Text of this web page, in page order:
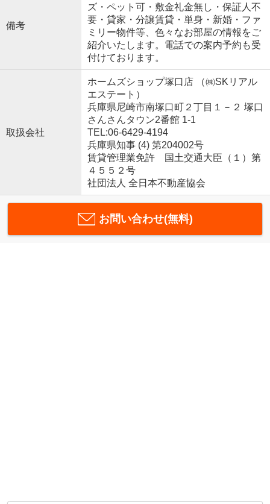
備考
ズ・ペット可・敷金礼金無し・保証人不
要・貸家・分譲賃貸・単身・新婚・ファ
ミリー物件等、色々なお部屋の情報をご
紹介いたします。電話での案内予約も受
付けております。
取扱会社
ホームズショップ塚口店 （㈱SKリアル
エステート）
兵庫県尼崎市南塚口町２丁目１－２ 塚口
さんさんタウン2番館 1-1
TEL:06-6429-4194
兵庫県知事 (4) 第204002号
賃貸管理業免許 国土交通大臣（１）第
４５５２号
社団法人 全日本不動産協会
お問い合わせ(無料)